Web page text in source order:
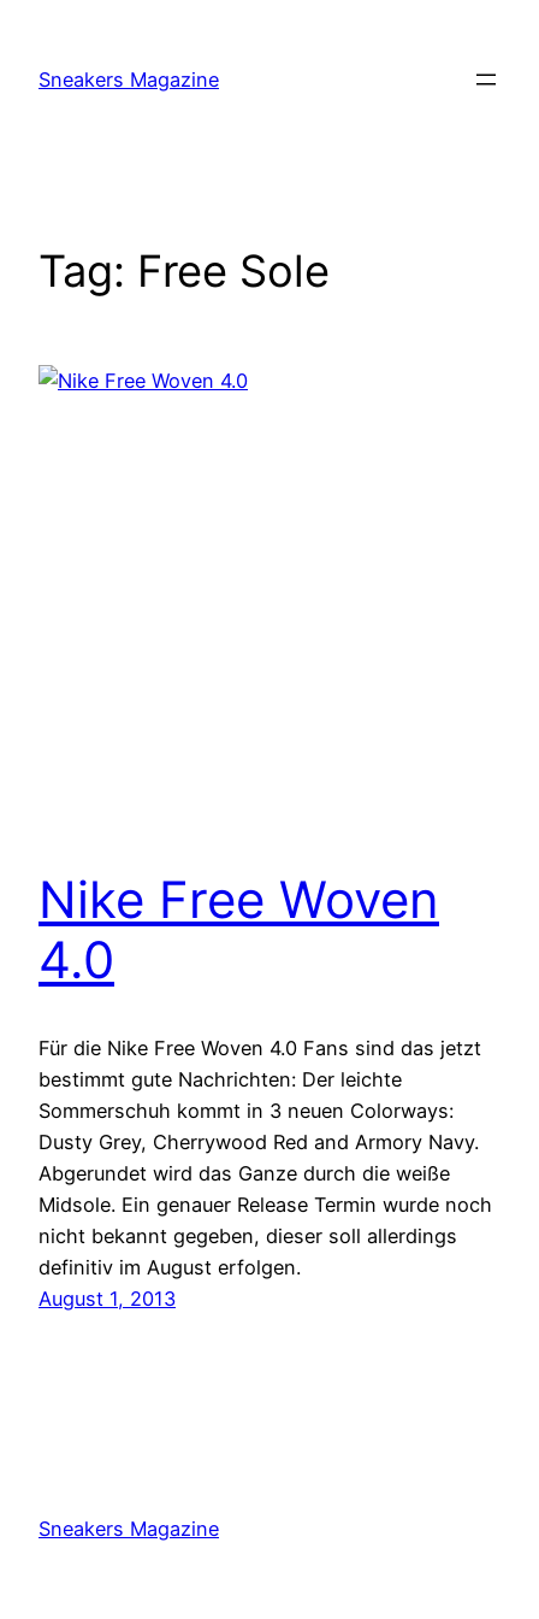
content
Sneakers Magazine
Tag: Free Sole
Nike Free Woven
4.0
Für die Nike Free Woven 4.0 Fans sind das jetzt
bestimmt gute Nachrichten: Der leichte
Sommerschuh kommt in 3 neuen Colorways:
Dusty Grey, Cherrywood Red and Armory Navy.
Abgerundet wird das Ganze durch die weiße
Midsole. Ein genauer Release Termin wurde noch
nicht bekannt gegeben, dieser soll allerdings
definitiv im August erfolgen.
August 1, 2013
Sneakers Magazine